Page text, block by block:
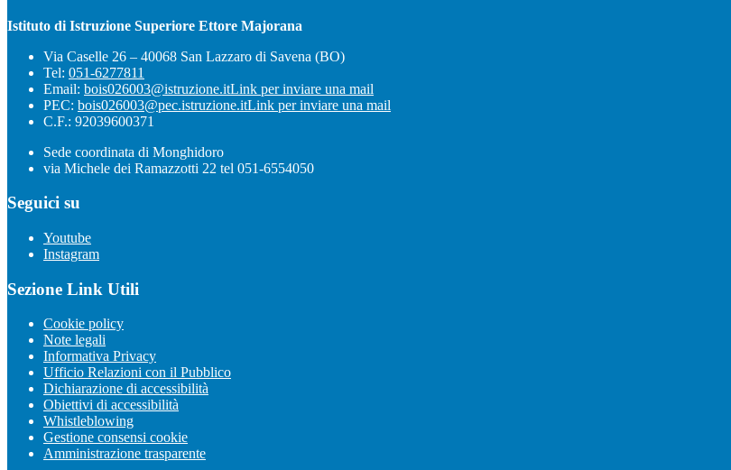
Istituto di Istruzione Superiore Ettore Majorana
Via Caselle 26 – 40068 San Lazzaro di Savena (BO)
Tel: 051-6277811
Email: bois026003@istruzione.itLink per inviare una mail
PEC: bois026003@pec.istruzione.itLink per inviare una mail
C.F.: 92039600371
Sede coordinata di Monghidoro
via Michele dei Ramazzotti 22 tel 051-6554050
Seguici su
Youtube
Instagram
Sezione Link Utili
Cookie policy
Note legali
Informativa Privacy
Ufficio Relazioni con il Pubblico
Dichiarazione di accessibilità
Obiettivi di accessibilità
Whistleblowing
Gestione consensi cookie
Amministrazione trasparente